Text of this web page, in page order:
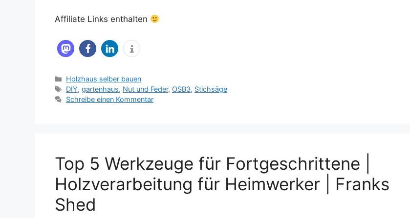
Affiliate Links enthalten
Kategorien
Holzhaus selber bauen
Schlagwörter
DIY,gartenhaus, Nut und Feder, OSB3, Stichsäge
Schreibe einen Kommentar
Top 5 Werkzeuge für Fortgeschrittene |
Holzverarbeitung für Heimwerker | Franks
Shed